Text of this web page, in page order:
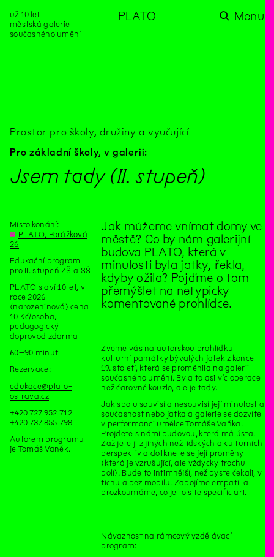
už 10 let
městská galerie
současného umění
PLATO Menu
Prostor pro školy, družiny a vyučující
Pro základní školy,v galerii:
Jsem tady (II. stupeň)
Místo konání:
◊ PLATO, Porážková
26
Edukační program
pro II. stupeň ZŠ a SŠ
PLATO slaví 10 let, v
roce 2026
(narozeninová) cena
10 Kč/osoba,
pedagogický
doprovod zdarma
60–90 minut
Rezervace:
edukace@plato-
ostrava.cz
+420 727 952 712
+420 737 855 798
Autorem programu
je Tomáš Vaněk.
Jak můžeme vnímat domy ve
městě? Co by nám galerijní
budova PLATO, která v
minulosti byla jatky, řekla,
kdyby ožila? Pojďme o tom
přemýšlet na netypicky
komentované prohlídce.
Zveme vás na autorskou prohlídku
kulturní památky bývalých jatek z konce
19. století, která se proměnila na galerii
současného umění. Byla to asi víc operace
než čarovné kouzlo, ale je tady.
Jak spolu souvisí a nesouvisí její minulost a
současnost nebo jatka a galerie se dozvíte
v performanci umělce Tomáše Vaňka.
Projdete s námi budovou, která má ústa.
Zažijete ji z jiných než lidských a kulturních
perspektiv a dotknete se její proměny
(která je vzrušující, ale vždycky trochu
bolí). Bude to intimnější, než byste čekali, v
tichu a bez mobilu. Zapojíme empatii a
prozkoumáme, co je to site specific art.
Návaznost na rámcový vzdělávací
program: